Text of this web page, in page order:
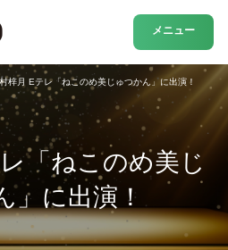
メニュー
「ねこのめ美じ
」に出演！
梓月 Eテレ「ねこのめ美じゅつかん」に出演！